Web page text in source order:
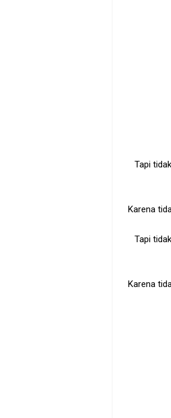
Tapi
Karena
Tapi
Karena